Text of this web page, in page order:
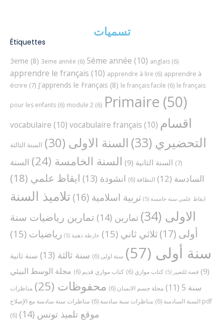
تسميات
Étiquettes
3eme (8) 3eme année (6) 5éme année (10) anglais (6)
apprendre le français (10) apprendre à lire (6) apprendre à
écrire (7) J'apprends le Français (8) le français facile (6) le français
pour les enfants (6) module 2 (6) Primaire (50)
vocabulaire (10) vocabulaire français (10) اقسام
التحضيري (33) السنة الاولى (30)
السنة الثالثة
(7)
السنة الثانية (9) السنة الخامسة (24)
السنة
السادسة (12) النظافة (6) انشودة (13) ايقاظ علمي (18)
ايقاظ علمي سنة خامسة (5) تربية اسلامية (16)
تلاميذ السنة
الاولى (34) تمارين (14)
تمارين رياضيات سنة
أولى (17) ثلاثي ثاني (15) خارطة ذهنية (5) رياضيات (15)
سنة أولى (57) سنة اولى (6) سنة ثالثة (13)
سنة ثانية
(9)
قصة للتعبير (5) كتاب موازي (6) كتاب موازي قديم (6)
مجلة الوسط البيئي
سنة 5
(11) مجلة جسم الانسان (6) محفوظات (25)
مناظرات
السنة السادسة (6) مناظرات سنة سادسة (6)
مناظرات سنة سادسة مع الإصلاح pdf
(6)
موقع تلميذ تونس (14)